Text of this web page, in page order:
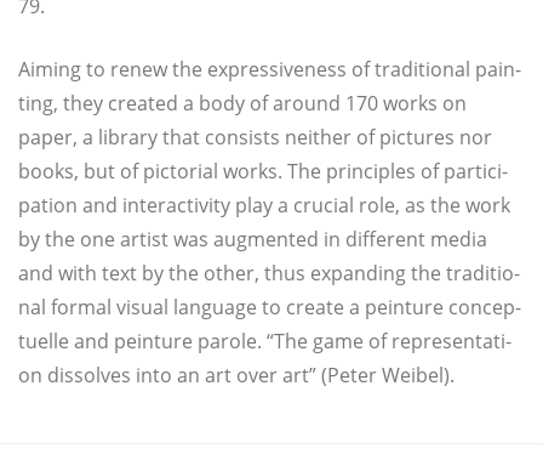
79.
Aiming to renew the expres­si­ve­ness of tra­di­tio­nal pain­
ting, they crea­ted a body of around 170 works on
paper, a libra­ry that con­sists neit­her of pic­tures nor
books, but of pic­to­ri­al works. The princi­ples of par­ti­ci­
pa­ti­on and inter­ac­ti­vi­ty play a cru­cial role, as the work
by the one artist was aug­men­ted in dif­fe­rent media
and with text by the other, thus expan­ding the tra­di­tio­
nal for­mal visu­al lan­guage to crea­te a pein­ture con­cep­
tu­el­le and pein­ture paro­le. “The game of repre­sen­ta­ti­
on dis­sol­ves into an art over art” (Peter Weibel).